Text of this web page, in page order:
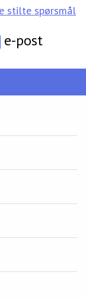
e-post
stilte spørsmål